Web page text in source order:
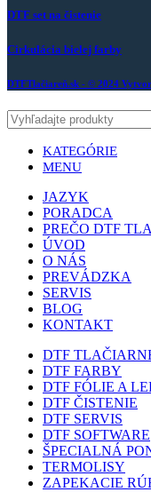
DTF set na čistenie
Cirkulácia bielej farby
DTFTlačiareň.sk - © 2024
KATEGÓRIE
MENU
JAZYK
PORADCA
PREČO DTF
ÚVOD
O NÁS
PREVÁDZKA
SERVIS
BLOG
KONTAKT
DTF
DTF FARBY
DTF FÓLIE A
DTF ČISTENIE
DTF SERVIS
DTF SOFTWARE
ŠPECIALNÁ
TERMOLISY
ZAPEKACIE